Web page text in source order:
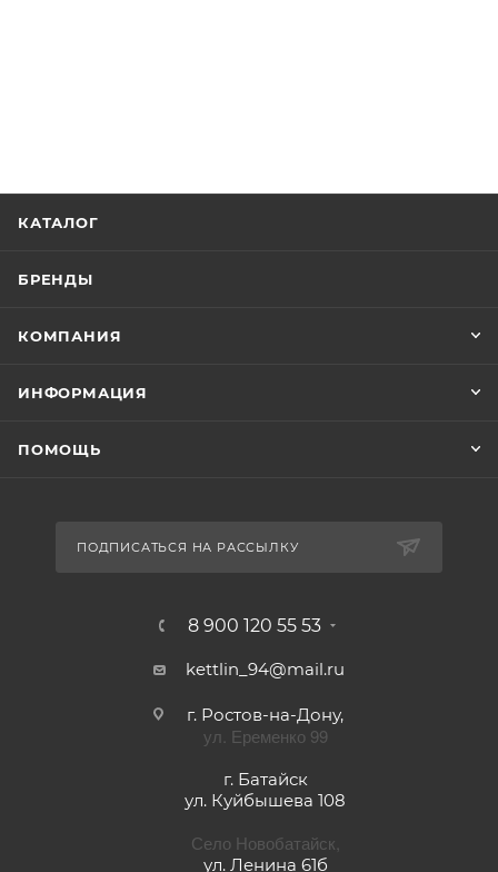
КАТАЛОГ
БРЕНДЫ
КОМПАНИЯ
ИНФОРМАЦИЯ
ПОМОЩЬ
ПОДПИСАТЬСЯ НА РАССЫЛКУ
8 900 120 55 53
kettlin_94@mail.ru
г. Ростов-на-Дону,
ул. Еременко 99
г. Батайск
ул. Куйбышева 108
Село Новобатайск,
ул. Ленина 61б